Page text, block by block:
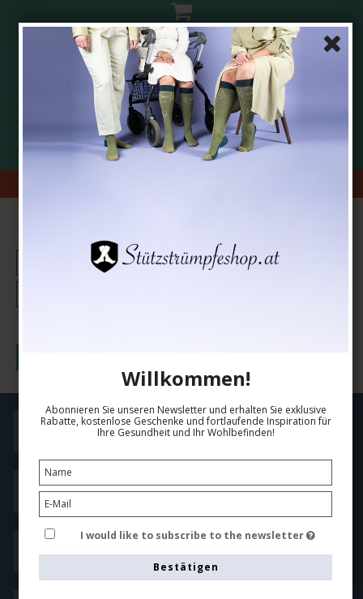
Willkommen!
Abonnieren Sie unseren Newsletter und erhalten Sie exklusive
Rabatte, kostenlose Geschenke und fortlaufende Inspiration für
Ihre Gesundheit und Ihr Wohlbefinden!
I would like to subscribe to the newsletter
Bestätigen
Versandkostenfrei für Einkäufe über 79 €
Lieferung 4-7 Werktagen
5 Sterne in der Kundenzufriedenheit
Sichere Bezahlung
Handelsbedingungen
Größen Guide
Kontaktieren Sie uns